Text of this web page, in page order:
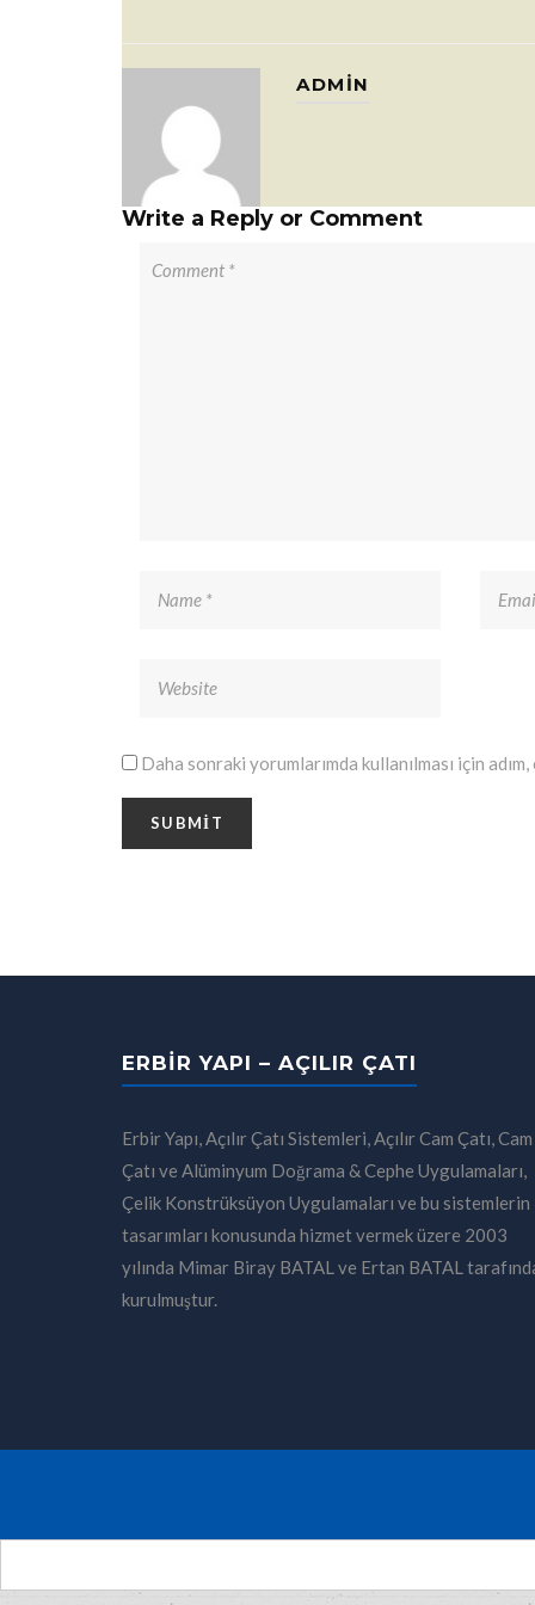
ADMIN
Write a Reply or Comment
Daha sonraki yorumlarımda kullanılması için
ERBIR YAPI – AÇILIR ÇATI
Erbir Yapı, Açılır Çatı Sistemleri, Açılır Cam Çatı, Cam
Çatı ve Alüminyum Doğrama & Cephe Uygulamaları,
Çelik Konstrüksüyon Uygulamaları ve bu sistemlerin
tasarımları konusunda hizmet vermek üzere 2003
yılında Mimar Biray BATAL ve Ertan BATAL
kurulmuştur.